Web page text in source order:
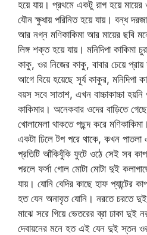
হয়ে যায়। প্রথমে একটু রাগ হয়ে
যৌন ক্ষুধায় পরিনিত হয়ে যায়। বন্ধ
আর নগ্ন মণিকাকিমা আর মায়ের ছবি
লিঙ্গ শক্ত হয়ে যায়। মনিদিপা কাকিমা
কাকু, ওর নিজের কাকু, বাবার চেয়ে
আগে বিয়ে হয়েছে সূর্য কাকুর, মনিদিপা
বয়স সবে সাতাশ, এখন বাচ্চাকাচ্চা
কাকিমার। অনেকবার ওদের বাড়িতে
খোলামেলা থাকতে পছন্দ করে
একটা ঢিলে টপ পরে থাকে, কখন পাতলা
প্রতিটি আঁকিবুঁকি ফুটে ওঠে সেই সব
পরলে ফর্সা গোল মোটা মোটা দুই
যায়। যোনি বেদির কাছে হাফ প্যান্টের
হত যেন অনাবৃত যোনি। নরতে চরতে
মাঝে সরে গিয়ে ভেতরের ব্রা ঢাকা
দেবায়নের মনে হত এই যেন দুই স্তন ওর